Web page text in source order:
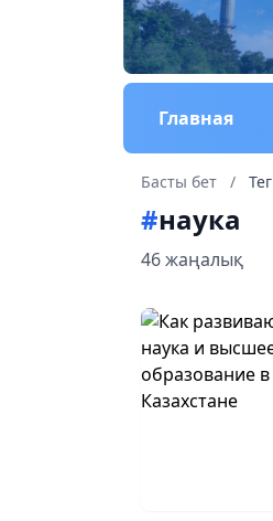
Главная
Басты бет / Тег
#наука
46 жаңалық